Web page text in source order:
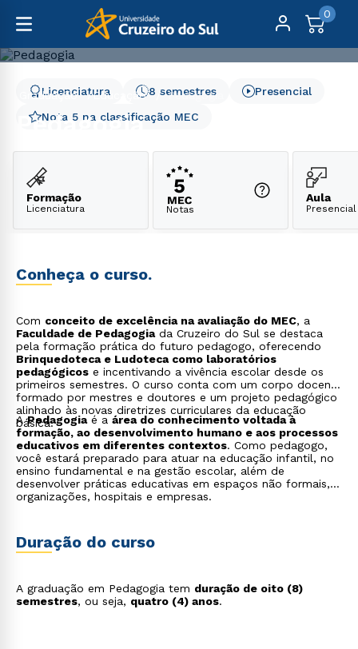
0
Graduação Educação Pedagogia
Pedagogia
Nota 5 na classificação MEC
8 semestres
Licenciatura Presencial
Formação
Licenciatura Notas
Aula
Presencial
Conheça o curso.
Com conceito de excelência na avaliação do MEC, a
Faculdade de Pedagogiada Cruzeiro do Sul se destaca
pela formação prática do futuro pedagogo, oferecendo
Brinquedoteca e Ludoteca como laboratórios
pedagógicos e incentivando a vivência escolar desde os
primeiros semestres. O curso conta com um corpo docente
formado por mestres e doutores e um projeto pedagógico
alinhado às novas diretrizes curriculares da educação
básica.
APedagogiaé a área do conhecimento voltada à
formação, ao desenvolvimento humano e aos processos
educativos em diferentes contextos. Como pedagogo,
você estará preparado para atuar na educação infantil, no
ensino fundamental e na gestão escolar, além de
desenvolver práticas educativas em espaços não formais,
organizações, hospitais e empresas.
Duração do curso
A graduação em Pedagogia tem duração de oito (8)
semestres, ou seja, quatro (4) anos.